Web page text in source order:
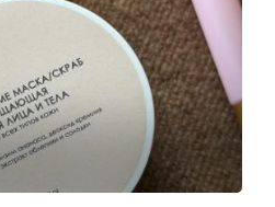
очень люблю
лица.И если...